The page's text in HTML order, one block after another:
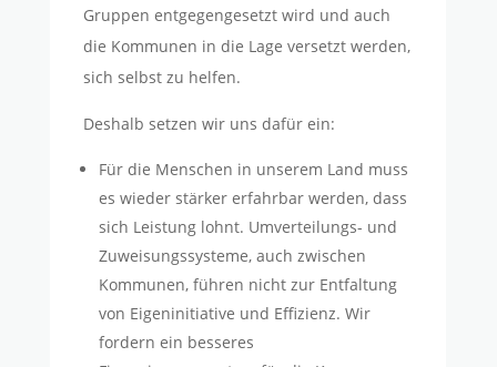
Gruppen entgegengesetzt wird und auch
die Kommunen in die Lage versetzt werden,
sich selbst zu helfen.
Deshalb setzen wir uns dafür ein:
Für die Menschen in unserem Land muss
es wieder stärker erfahrbar werden, dass
sich Leistung lohnt. Umverteilungs- und
Zuweisungssysteme, auch zwischen
Kommunen, führen nicht zur Entfaltung
von Eigeninitiative und Effizienz. Wir
fordern ein besseres